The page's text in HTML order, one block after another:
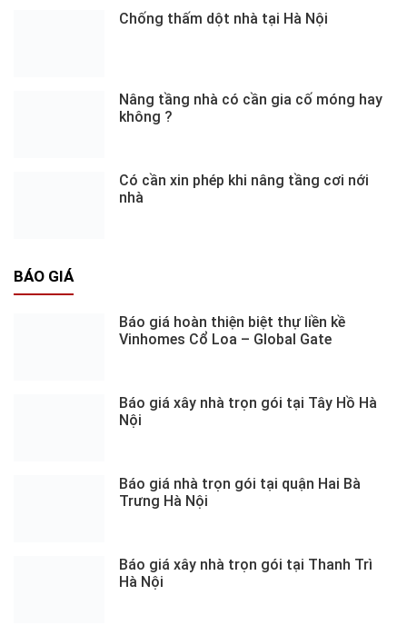
Chống thấm dột nhà tại Hà Nội
Nâng tầng nhà có cần gia cố móng hay
không ?
Có cần xin phép khi nâng tầng cơi nới
nhà
BÁO GIÁ
Báo giá hoàn thiện biệt thự liền kề
Vinhomes Cổ Loa – Global Gate
Báo giá xây nhà trọn gói tại Tây Hồ Hà
Nội
Báo giá nhà trọn gói tại quận Hai Bà
Trưng Hà Nội
Báo giá xây nhà trọn gói tại Thanh Trì
Hà Nội